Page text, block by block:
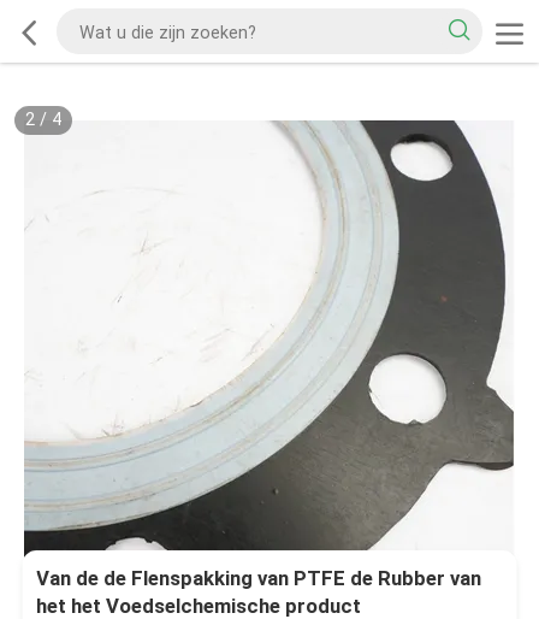
2/ 4
Van de de Flenspakking van PTFE de Rubber van
het het Voedselchemische product